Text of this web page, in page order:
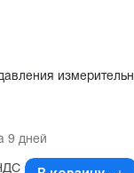
9 дней